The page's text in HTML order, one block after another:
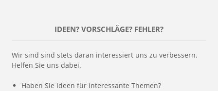
IDEEN? VORSCHLÄGE? FEHLER?
Wir sind sind stets daran interessiert uns zu verbessern.
Helfen Sie uns dabei.
Haben Sie Ideen für interessante Themen?